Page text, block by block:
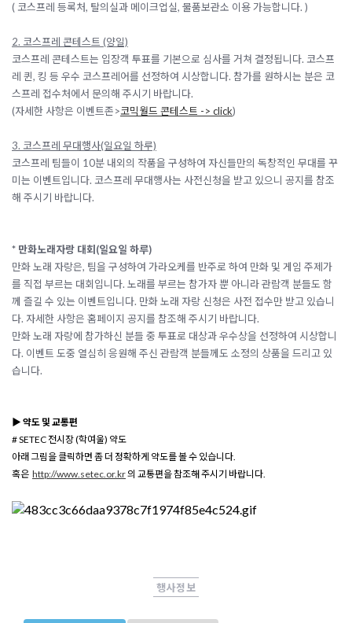
( 코스프레 등록처, 탈의실과 메이크업실, 물품보관소 이용 가능합니다. )
2. 코스프레 콘테스트 (양일)
코스프레 콘테스트는 입장객 투표를 기본으로 심사를 거쳐 결정됩니다. 코스프
레 퀸, 킹 등 우수 코스프레어를 선정하여 시상합니다. 참가를 원하시는 분은 코
스프레 접수처에서 문의해 주시기 바랍니다.
(자세한 사항은 이벤트존>코믹월드 콘테스트 -> click)
3. 코스프레 무대행사(일요일 하루)
코스프레 팀들이 10분 내외의 작품을 구성하여 자신들만의 독창적인 무대를 꾸
미는 이벤트입니다. 코스프레 무대행사는 사전신청을 받고 있으니 공지를 참조
해 주시기 바랍니다.
* 만화노래자랑 대회(일요일 하루)
만화 노래 자랑은, 팀을 구성하여 가라오케를 반주로 하여 만화 및 게임 주제가
를 직접 부르는 대회입니다. 노래를 부르는 참가자 뿐 아니라 관람객 분들도 함
께 즐길 수 있는 이벤트입니다. 만화 노래 자랑 신청은 사전 접수만 받고 있습니
다. 자세한 사항은 홈페이지 공지를 참조해 주시기 바랍니다.
만화 노래 자랑에 참가하신 분들 중 투표로 대상과 우수상을 선정하여 시상합니
다. 이벤트 도중 열심히 응원해 주신 관람객 분들께도 소정의 상품을 드리고 있
습니다.
▶ 약도 및 교통편
# SETEC 전시장 (학여울) 약도
아래 그림을 클릭하면 좀 더 정확하게 약도를 볼 수 있습니다.
혹은 http://www.setec.or.kr의 교통편을 참조해 주시기 바랍니다.
행사정보